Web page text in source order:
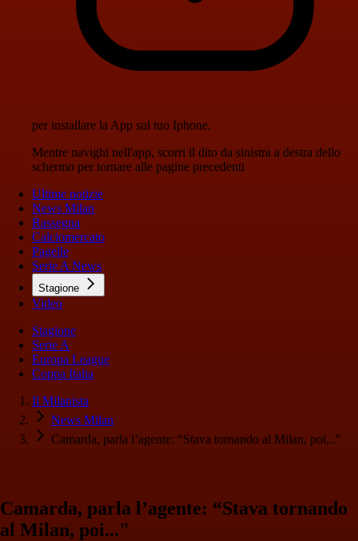
per installare la App sul tuo Iphone.
Mentre navighi nell'app, scorri il dito da sinistra a destra dello
schermo per tornare alle pagine precedenti
Ultime notizie
News Milan
Rassegna
Calciomercato
Pagelle
Serie A News
Stagione
Video
Stagione
Serie A
Europa League
Coppa Italia
Il Milanista
News Milan
Camarda, parla l’agente: “Stava tornando al Milan, poi..."
Camarda, parla l’agente: “Stava tornando
al Milan, poi..."